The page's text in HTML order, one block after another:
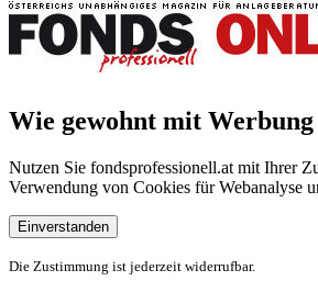
Wie gewohnt mit Werbung
Nutzen Sie fondsprofessionell.at mit Ihrer
Verwendung von Cookies für Webanalyse
Einverstanden
Die Zustimmung ist jederzeit widerrufbar.